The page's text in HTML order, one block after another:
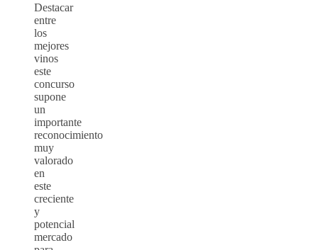
Destacar
entre
los
mejores
vinos
este
concurso
supone
un
importante
reconocimiento
muy
valorado
en
este
creciente
y
potencial
mercado